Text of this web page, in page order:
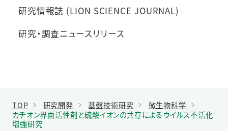
研究情報誌 (LION SCIENCE JOURNAL)
研究・調査ニュースリリース
TOP 研究開発 基盤技術研究
微生物科学
カチオン界面活性剤と硫酸イオンの共存によるウイルス不活化
増強研究